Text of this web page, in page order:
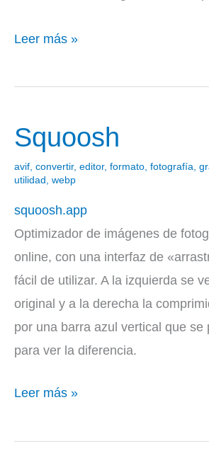
Leer más »
Squoosh
avif convertir, editor, formato fotografía
utilidad webp
squoosh.app
Optimizador de imágenes de
online, con una interfaz de
fácil de utilizar. A la izquierda se
original y a la derecha la
por una barra azul vertical que se
para ver la diferencia.
Squoosh
Leer más »